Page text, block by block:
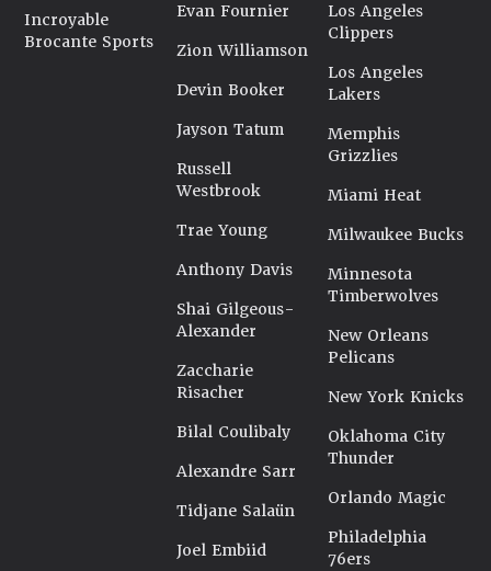
Incroyable
Brocante Sports
Evan Fournier
Zion Williamson
Devin Booker
Jayson Tatum
Russell
Westbrook
Trae Young
Anthony Davis
Shai Gilgeous-
Alexander
Zaccharie
Risacher
Bilal Coulibaly
Alexandre Sarr
Tidjane Salaün
Joel Embiid
Los Angeles
Clippers
Los Angeles
Lakers
Memphis
Grizzlies
Miami Heat
Milwaukee Bucks
Minnesota
Timberwolves
New Orleans
Pelicans
New York Knicks
Oklahoma City
Thunder
Orlando Magic
Philadelphia
76ers